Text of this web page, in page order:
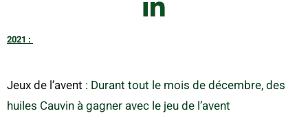
2021 :
Jeux de l’avent : Durant tout le mois de décembre, des
huiles Cauvin à gagner avec le jeu de l’avent